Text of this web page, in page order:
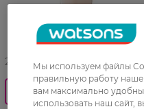
27 07 - 23 08
0_Спец.ціна
Мы используем файлы
правильную работу
вам максимально
использовать наш сайт,